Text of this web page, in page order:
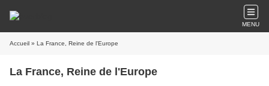
MENU
Accueil » La France, Reine de l'Europe
La France, Reine de l'Europe